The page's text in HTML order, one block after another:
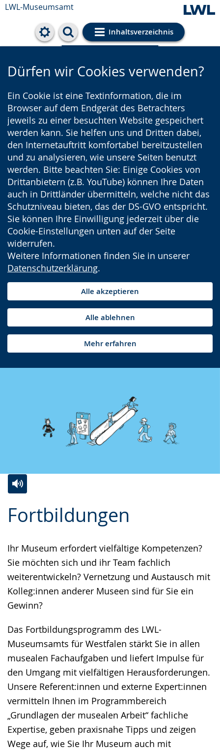
LWL-Museumsamt
Inhaltsverzeichnis
Cookie-Einstellungen
Dürfen wir Cookies verwenden?
Ein Cookie ist eine Textinformation, die im
Browser auf dem Endgerät des Betrachters
jeweils zu einer besuchten Website gespeichert
werden kann. Sie helfen uns und Dritten dabei,
den Internetauftritt komfortabel bereitzustellen
und zu analysieren, wie unsere Seiten benutzt
werden. Bitte beachten Sie: Einige Cookies von
Drittanbietern (z.B. YouTube) können Ihre Daten
auch in Drittländer übermitteln, welche nicht das
Schutzniveau bieten, das der DS-GVO entspricht.
Sie können Ihre Einwilligung jederzeit über die
Cookie-Einstellungen unten auf der Seite
widerrufen.
Weitere Informationen finden Sie in unserer
Datenschutzerklärung.
Alle akzeptieren
Alle ablehnen
Mehr erfahren
Fortbildungen
Ihr Museum erfordert vielfältige Kompetenzen?
Sie möchten sich und ihr Team fachlich
weiterentwickeln? Vernetzung und Austausch mit
Kolleg:innen anderer Museen sind für Sie ein
Gewinn?
Das Fortbildungsprogramm des LWL-
Museumsamts für Westfalen stärkt Sie in allen
musealen Fachaufgaben und liefert Impulse für
den Umgang mit vielfältigen Herausforderungen.
Unsere Referent:innen und externe Expert:innen
vermitteln Ihnen im Programmbereich
„Grundlagen der musealen Arbeit“ fachliche
Expertise, geben praxisnahe Tipps und zeigen
Wege auf, wie Sie Ihr Museum auch mit
Leichten
wechseln.
Audio-
Video
Deutscher
Gebärdensprache
wird
angezeigt.